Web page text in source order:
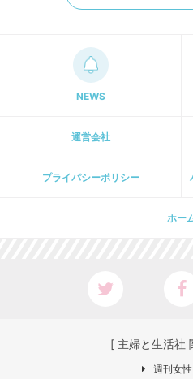
NEWS
運営会社
プライパシーポリシー
ホー
[ 主婦と生活社
週刊女